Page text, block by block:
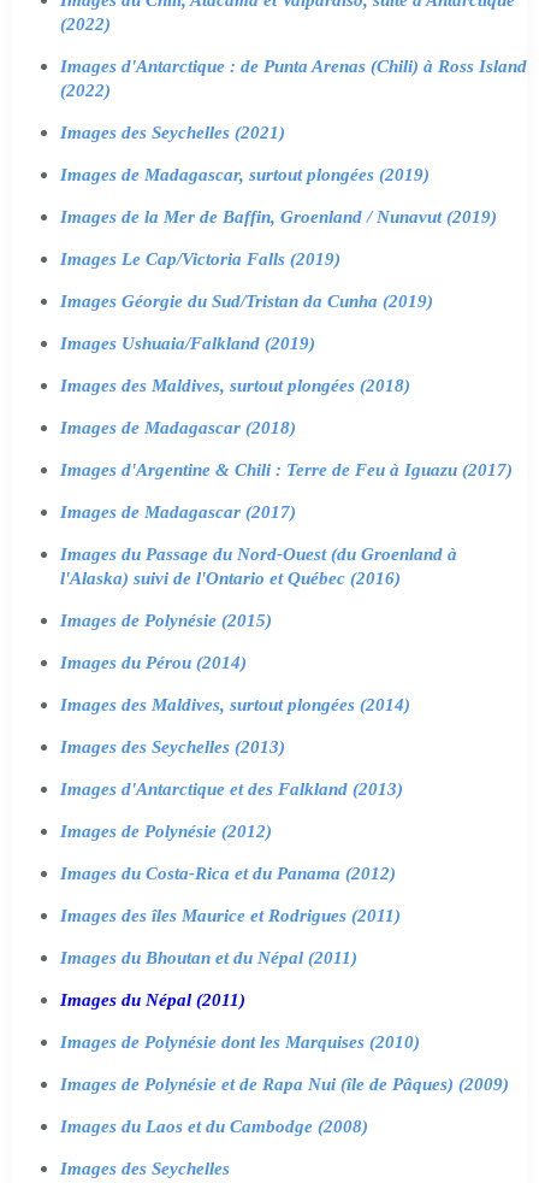
(2022)
Images d'Antarctique : de Punta Arenas (Chili) à Ross Island
(2022)
Images des Seychelles (2021)
Images de Madagascar, surtout plongées (2019)
Images de la Mer de Baffin, Groenland / Nunavut (2019)
Images Le Cap/Victoria Falls (2019)
Images Géorgie du Sud/Tristan da Cunha (2019)
Images Ushuaia/Falkland (2019)
Images des Maldives, surtout plongées (2018)
Images de Madagascar (2018)
Images d'Argentine & Chili : Terre de Feu à Iguazu (2017)
Images de Madagascar (2017)
Images du Passage du Nord-Ouest (du Groenland à
l'Alaska) suivi de l'Ontario et Québec (2016)
Images de Polynésie (2015)
Images du Pérou (2014)
Images des Maldives, surtout plongées (2014)
Images des Seychelles (2013)
Images d'Antarctique et des Falkland (2013)
Images de Polynésie (2012)
Images du Costa-Rica et du Panama (2012)
Images des îles Maurice et Rodrigues (2011)
Images du Bhoutan et du Népal (2011)
Images du Népal (2011)
Images de Polynésie dont les Marquises (2010)
Images de Polynésie et de Rapa Nui (île de Pâques) (2009)
Images du Laos et du Cambodge (2008)
Images des Seychelles